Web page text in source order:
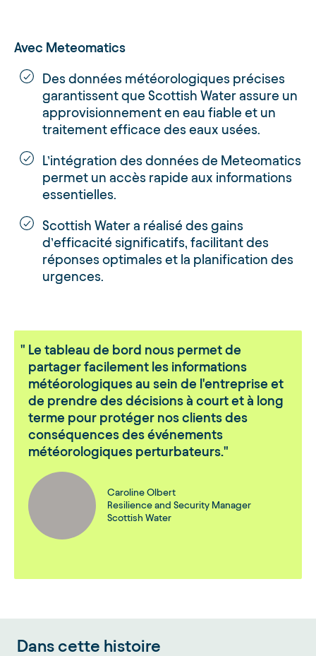
Avec Meteomatics
Des données météorologiques précises
garantissent que Scottish Water assure un
approvisionnement en eau fiable et un
traitement efficace des eaux usées.
L’intégration des données de Meteomatics
permet un accès rapide aux informations
essentielles.
Scottish Water a réalisé des gains
d’efficacité significatifs, facilitant des
réponses optimales et la planification des
urgences.
Caroline Olbert
Resilience and Security Manager
Scottish Water
Le tableau de bord nous permet de
partager facilement les informations
météorologiques au sein de l'entreprise et
de prendre des décisions à court et à long
terme pour protéger nos clients des
conséquences des événements
météorologiques perturbateurs.
Dans cette histoire